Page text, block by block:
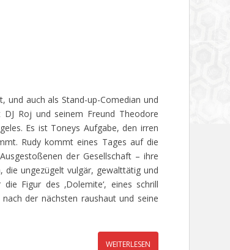
und auch als Stand-up-Comedian und
Roj und seinem Freund Theodore
Es ist Toneys Aufgabe, den irren
Rudy kommt eines Tages auf die
der Gesellschaft – ihre
die ungezügelt vulgär, gewalttätig und
Figur des ‚Dolemite‘, eines schrill
der nächsten raushaut und seine
WEITERLESEN